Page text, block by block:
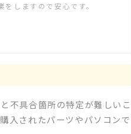
しますので安心です。
不具合箇所の特定が難しいこ
入されたパーツやパソコンで